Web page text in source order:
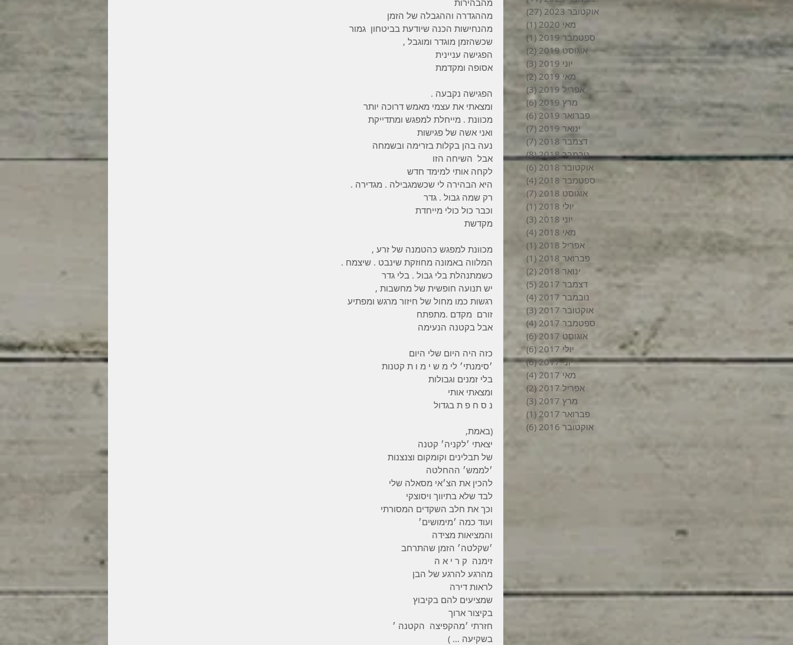
מההגדרה וההגבלה של הזמן
מהנחישות הכנה שיודעת בביטחון  גמור
שכשהזמן מוגדר ומוגבל ,
הפגישה עניינית
אסופה ומקדמת
הפגישה נקבעה .
ומצאתי את עצמי מאמש דרוכה יותר
מכוונת . מייחלת למפגש ומתדייקת
ואני אשה של פגישות
נעה בהן בקלות בזרימה ובשמחה
אבל  השיחה הזו
לקחה אותי למימד חדש
היא הבהירה לי שכשמגבילה . מגדירה .
רק שמה גבול . גדר
וכבר כול כולי מייחדת
מקדשת
מכוונת למפגש כהטמנה של זרע ,
המלווה באמונה מחוזקת שינבט . שיצמח .
כשמתנהלת בלי גבול . בלי גדר
יש תנועה חופשית של מחשבות ,
רגשות כמו מחול של חיזור מרגש ומפתיע
זורם  מקדם .מתפתח
אבל בקטנה הנעימה
כזה היה היום שלי היום
׳סימנתי׳ לי מ ש י מ ו ת קטנות
בלי זמנים וגבולות
ומצאתי אותי
נ ס ח פ ת בגדול
(באמת,
יצאתי ׳לקניה׳ קטנה
של תבלינים וקומקום וצנצנות
׳לממש׳ ההחלטה
להכין את הצ׳אי מסאלה שלי
לבד שלא בתיווך ויסוצקי
וכך את חלב השקדים המסורתי
ועוד כמה ׳מימושים׳
והמציאות מצידה
׳שקלטה׳ הזמן שהתרחב
זימנה  ק ר י א ה
מהרגע להרגע של הבן
לראות דירה
שמציעים להם בקיבוץ
בקיצור ארוך
חזרתי ׳מהקפיצה  הקטנה ׳
בשקיעה … )
אוקטובר 2023
(27)
מאי 2020
(1)
ספטמבר 2019
(1)
אוגוסט 2019
(2)
יוני 2019
(3)
מאי 2019
(2)
2 פוסטים
אפריל 2019
(3)
מרץ 2019
(6)
6 פוסטים
פברואר 2019
(6)
ינואר 2019
(7)
דצמבר 2018
(7)
נובמבר 2018
(8)
8 פוסטים
אוקטובר 2018
(6)
ספטמבר 2018
(4)
אוגוסט 2018
(7)
יולי 2018
(1)
יוני 2018
(3)
מאי 2018
(4)
אפריל 2018
(1)
פברואר 2018
(1)
ינואר 2018
(2)
דצמבר 2017
(5)
נובמבר 2017
(4)
אוקטובר 2017
(3)
ספטמבר 2017
(4)
אוגוסט 2017
(6)
יולי 2017
(6)
6 פוסטים
יוני 2017
(6)
6 פוסטים
מאי 2017
(4)
4 פוסטים
אפריל 2017
(2)
מרץ 2017
(3)
פברואר 2017
(1)
אוקטובר 2016
(6)